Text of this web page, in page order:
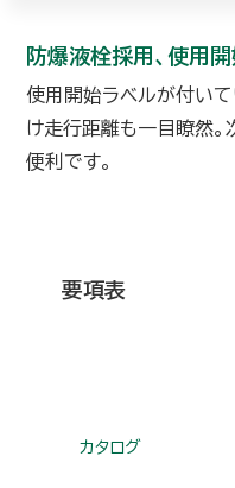
防爆液栓採用、使用
使用開始ラベルが付い
け走行距離も一目瞭然
便利です。
要項表
カタログ